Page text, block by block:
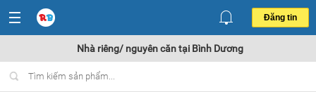
Đăng tin
Nhà riêng/ nguyên căn tại Bình Dương